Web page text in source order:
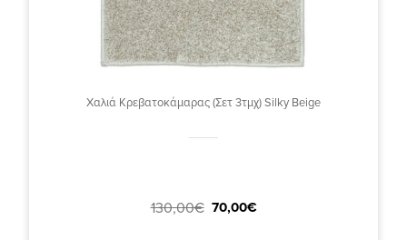
Χαλιά Κρεβατοκάμαρας (Σετ 3τμχ) Silky Beige
130,00€ 70,00€